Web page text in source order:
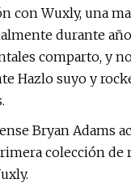
con Wuxly, una
durante
comparto, y
Hazlo suyo y
Bryan Adams
colección de